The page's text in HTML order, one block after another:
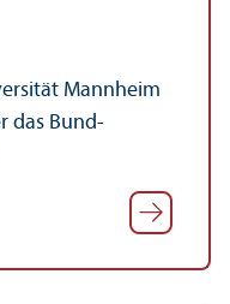
Mannheim
das Bund-